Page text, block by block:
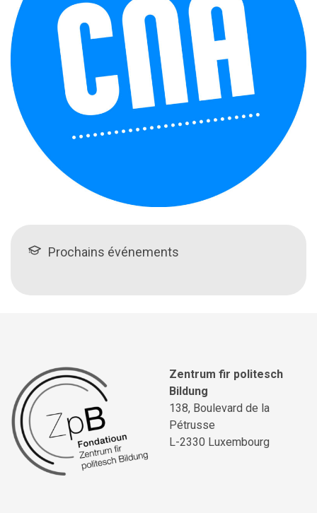
Prochains événements
Zentrum fir politesch
Bildung
138, Boulevard de la
Pétrusse
L-2330 Luxembourg